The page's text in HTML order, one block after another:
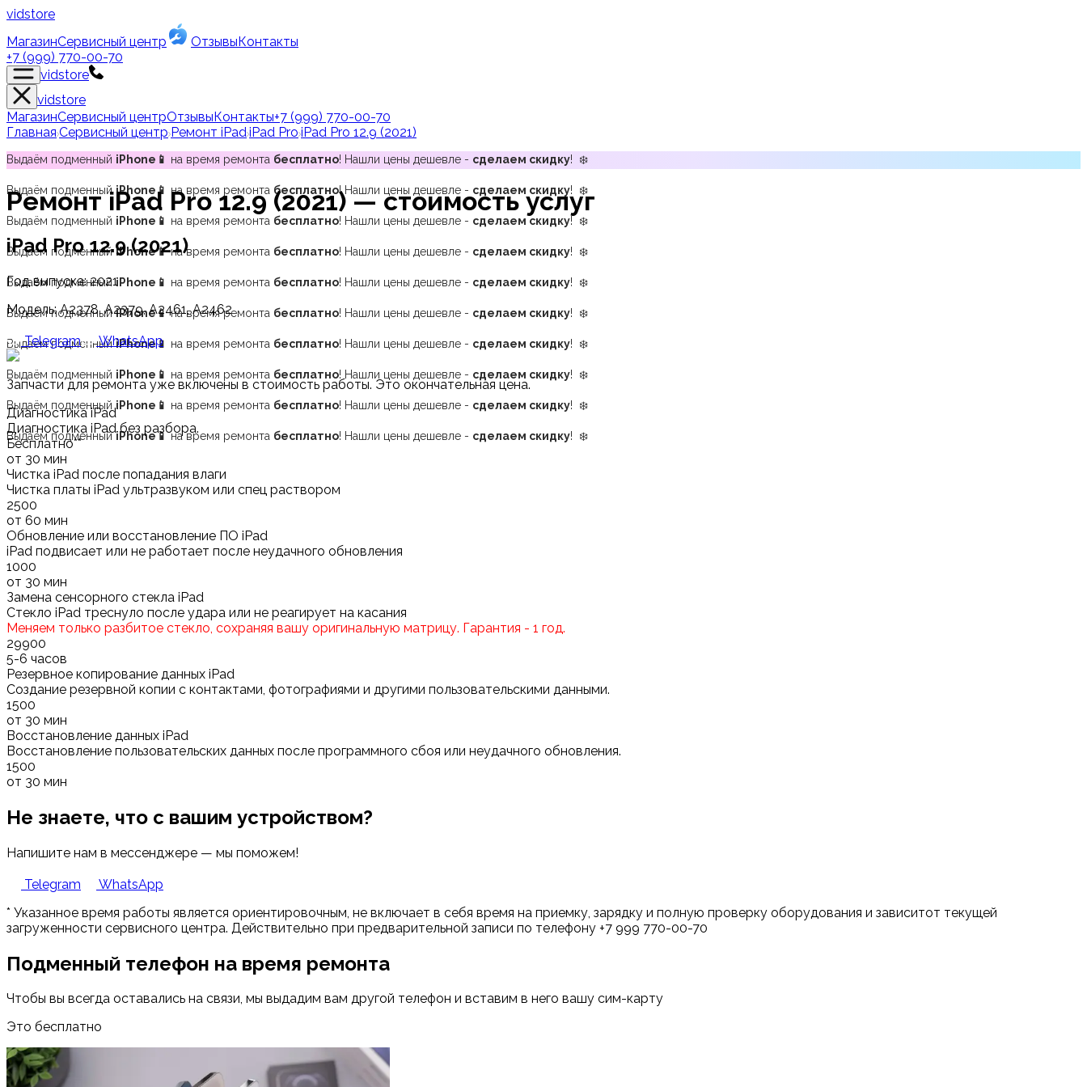
vidstore
МагазинСервисный центр ОтзывыКонтакты
+7 (999) 770-00-70
vidstore
vidstore
МагазинСервисный центрОтзывыКонтакты+7 (999) 770-00-70
Главная Сервисный центр Ремонт iPadiPad Pro iPad Pro 12.9 (2021)
Выдаём подменный iPhone📱 на время ремонта бесплатно! Нашли цены дешевле - сделаем скидку! ❄️
Выдаём подменныйiPhone📱 на время ремонта бесплатно! Нашли цены дешевле - сделаем скидку! ❄️
Выдаём подменный iPhone📱 на время ремонта бесплатно! Нашли цены дешевле - сделаем скидку! ❄️
Выдаём подменныйiPhone📱на время ремонта бесплатно! Нашли цены дешевле - сделаем скидку! ❄️
Выдаём подменныйiPhone📱 на время ремонта бесплатно! Нашли цены дешевле - сделаем скидку! ❄️
Выдаём подменныйiPhone📱на время ремонта бесплатно! Нашли цены дешевле - сделаем скидку! ❄️
Выдаём подменныйiPhone📱 на время ремонта бесплатно! Нашли цены дешевле - сделаем скидку! ❄️
Выдаём подменный iPhone📱 на время ремонта бесплатно! Нашли цены дешевле - сделаем скидку! ❄️
Выдаём подменныйiPhone📱 на время ремонта бесплатно! Нашли цены дешевле - сделаем скидку! ❄️
Выдаём подменныйiPhone📱на время ремонта бесплатно! Нашли цены дешевле - сделаем скидку! ❄️
РемонтiPad Pro 12.9 (2021)— стоимость услуг
iPad Pro 12.9 (2021)
Год выпуска: 2021
Модель: A2378, A2379, A2461, A2462
Telegram WhatsApp
Запчасти для ремонта уже включены в стоимость работы. Это окончательная цена.
Диагностика iPad
Диагностика iPad без разбора.
Бесплатно**
от 30 мин
Чистка iPad после попадания влаги
Чистка платы iPad ультразвуком или спец раствором
2500
от 60 мин
Обновление или восстановление ПО iPad
iPad подвисает или не работает после неудачного обновления
1000
от 30 мин
Замена сенсорного стекла iPad
Стекло iPad треснуло после удара или не реагирует на касания
Меняем только разбитое стекло, сохраняя вашу оригинальную матрицу. Гарантия - 1 год.
29900
5-6 часов
Резервное копирование данных iPad
Создание резервной копии с контактами, фотографиями и другими пользовательскими данными.
1500
от 30 мин
Восстановление данных iPad
Восстановление пользовательских данных после программного сбоя или неудачного обновления.
1500
от 30 мин
Не знаете, что с вашим устройством?
Напишите нам в мессенджере — мы поможем!
Telegram
WhatsApp
* Указанное время работы является ориентировочным, не включает в себя время на приемку, зарядку и полную проверку оборудования и зависитот текущей
загруженности сервисного центра. Действительно при предварительной записи по телефону +7 999 770-00-70
Подменный телефон на время ремонта
Чтобы вы всегда оставались на связи, мы выдадим вам другой телефон и вставим в него вашу сим-карту
Это бесплатно